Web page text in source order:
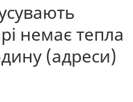
немає тепла
(адреси)